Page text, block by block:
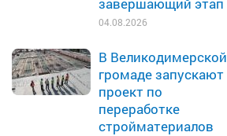
04.08.2026
В Великодимерской
громаде запускают
проект по
переработке
стройматериалов